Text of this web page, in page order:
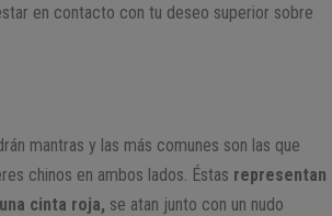
en contacto con tu deseo superior sobre
mantras y las más comunes son las que
chinos en ambos lados. Éstas representan
cinta roja, se atan junto con un nudo